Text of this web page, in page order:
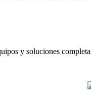
y soluciones